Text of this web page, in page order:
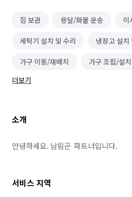
짐 보관 용달/화물 운송 이
세탁기 설치 및 수리 냉장고 설치
가구 이동/재배치 가구 조립/설치
금속/악세사리공예 레슨
기계정비·수리·설치·A/S 알바
블라인드/커튼 설치 수리 가구 수리
더보기
소개
안녕하세요. 남림곤  파트너입니다.
서비스 지역